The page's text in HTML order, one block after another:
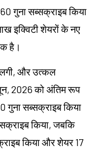
गुना सब्सक्राइब किया
इक्विटी शेयरों के नए
है।
और उत्कल
2026 को अंतिम रूप
गुना सब्सक्राइब किया
किया, जबकि
किया और शेयर 17